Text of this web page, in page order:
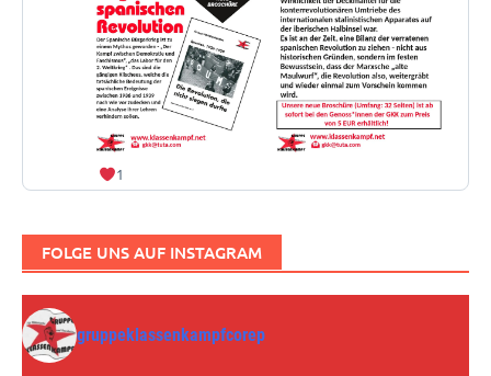
1
FOLGE UNS AUF INSTAGRAM
gruppeklassenkampfcorep